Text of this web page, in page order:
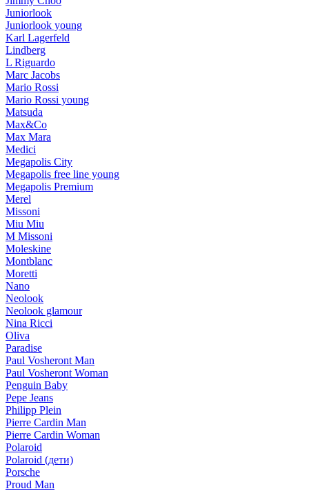
Juniorlook
Juniorlook young
Karl Lagerfeld
Lindberg
L Riguardo
Marc Jacobs
Mario Rossi
Mario Rossi young
Matsuda
Max&Co
Max Mara
Medici
Megapolis City
Megapolis free line young
Megapolis Premium
Merel
Missoni
Miu Miu
M Missoni
Moleskine
Montblanc
Moretti
Nano
Neolook
Neolook glamour
Nina Ricci
Oliva
Paradise
Paul Vosheront Man
Paul Vosheront Woman
Penguin Baby
Pepe Jeans
Philipp Plein
Pierre Cardin Man
Pierre Cardin Woman
Polaroid
Polaroid (дети)
Porsche
Proud Man